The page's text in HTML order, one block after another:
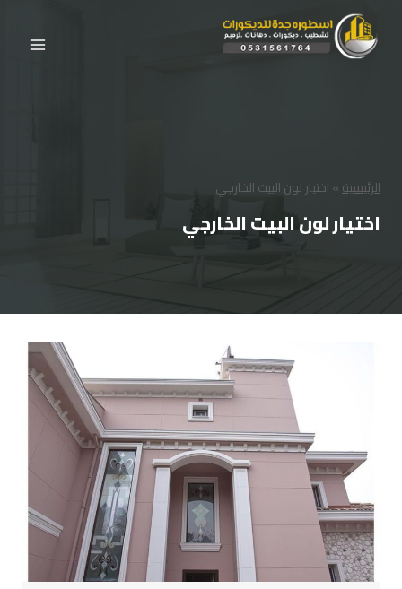
المحتوى
الرئيسية»اختيار لون البيت الخارجي
اختيار لون البيت الخارجي